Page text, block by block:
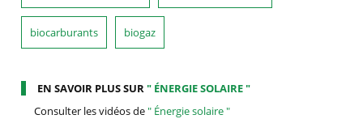
biocarburants biogaz
EN SAVOIR PLUS SUR" ÉNERGIE SOLAIRE "
Consulter les vidéos de" Énergie solaire "